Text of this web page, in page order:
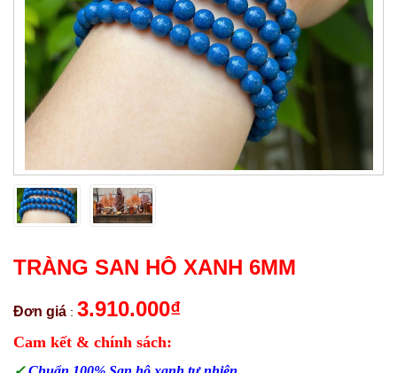
TRÀNG SAN HÔ XANH 6MM
Đơn giá : 3.910.000₫
Cam kết & chính sách: